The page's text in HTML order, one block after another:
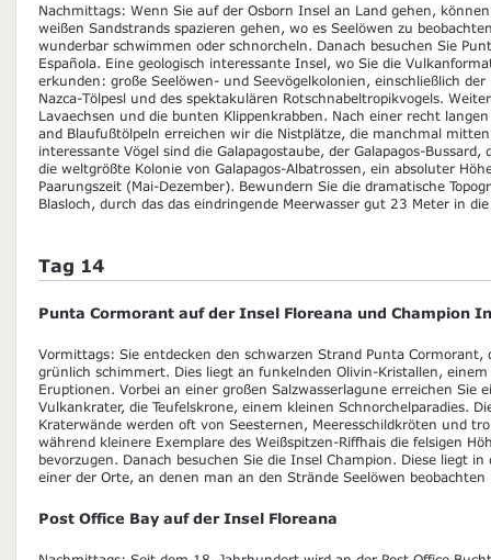
Nachmittags: Wenn Sie auf der Osborn Insel an Land gehen,
weißen Sandstrands spazieren gehen, wo es Seelöwen zu
wunderbar schwimmen oder schnorcheln. Danach besuchen Sie
Española. Eine geologisch interessante Insel, wo Sie die
erkunden: große Seelöwen- und Seevögelkolonien, einschließlich der
Nazca-Tölpesl und des spektakulären Rotschnabeltropikvogels.
Lavaechsen und die bunten Klippenkrabben. Nach einer recht
and Blaufußtölpeln erreichen wir die Nistplätze, die manchmal
interessante Vögel sind die Galapagostaube, der Galapagos-Bussard,
die weltgrößte Kolonie von Galapagos-Albatrossen, ein absoluter
Paarungszeit (Mai-Dezember). Bewundern Sie die dramatische
Blasloch, durch das das eindringende Meerwasser gut 23 Meter in
Tag 14
Punta Cormorant auf der Insel Floreana und Champion
Vormittags: Sie entdecken den schwarzen Strand Punta
grünlich schimmert. Dies liegt an funkelnden Olivin-Kristallen,
Eruptionen. Vorbei an einer großen Salzwasserlagune erreichen Sie
Vulkankrater, die Teufelskrone, einem kleinen Schnorchelparadies.
Kraterwände werden oft von Seesternen, Meeresschildkröten und
während kleinere Exemplare des Weißspitzen-Riffhais die felsigen
bevorzugen. Danach besuchen Sie die Insel Champion. Diese liegt
einer der Orte, an denen man an den Strände Seelöwen beobachten
Post Office Bay auf der Insel Floreana